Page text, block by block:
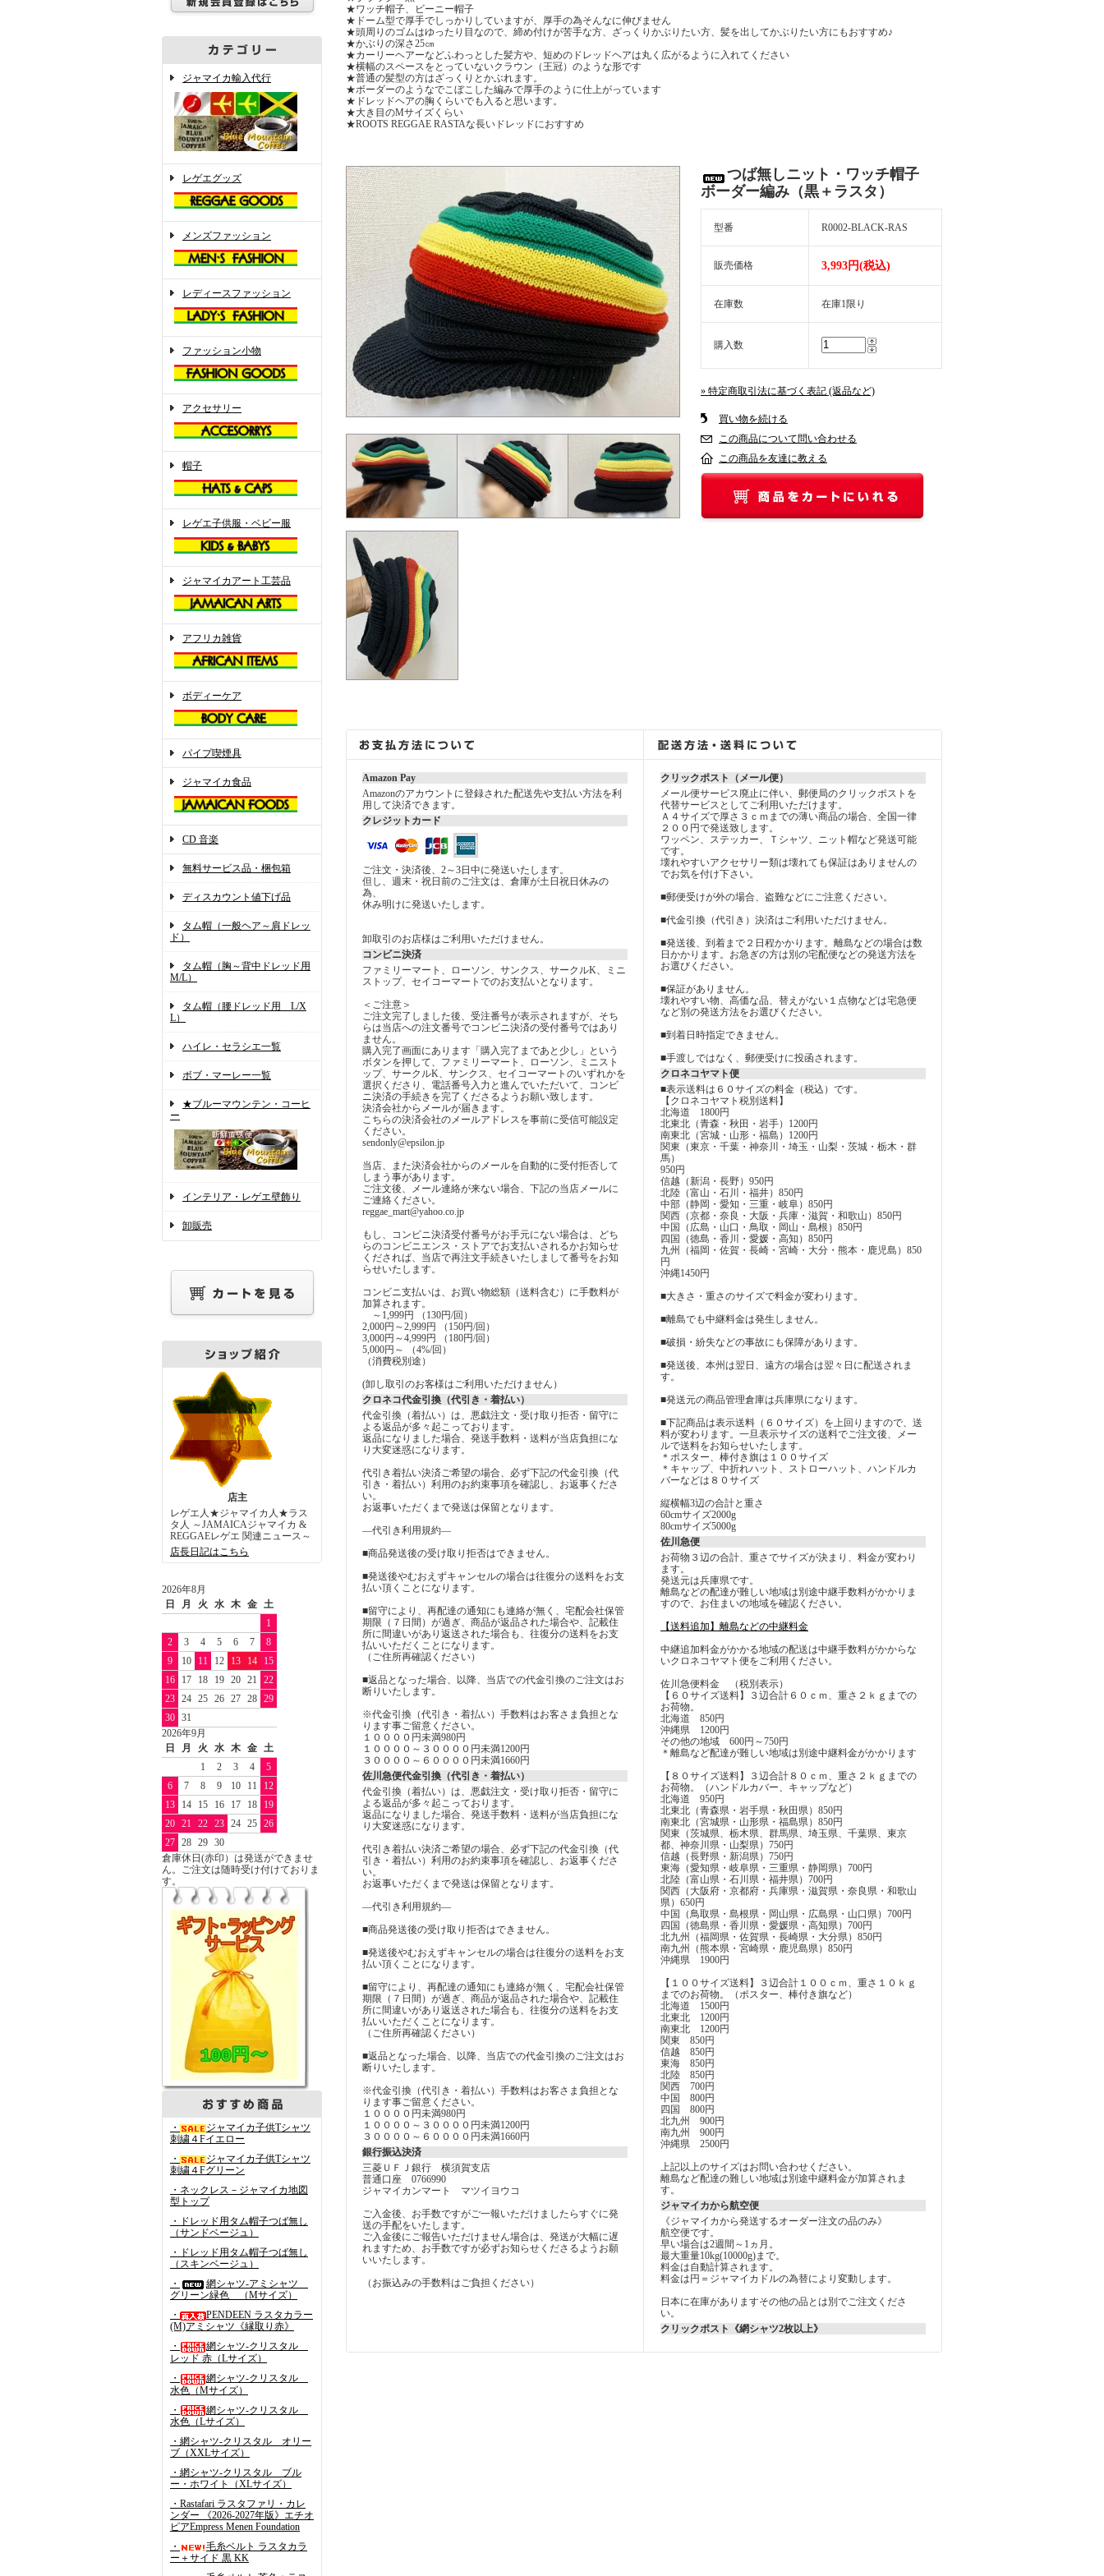
ジャマイカ輸入代行
レゲエグッズ
メンズファッション
レディースファッション
ファッション小物
アクセサリー
帽子
レゲエ子供服・ベビー服
ジャマイカアート工芸品
アフリカ雑貨
ボディーケア
パイプ喫煙具
ジャマイカ食品
CD 音楽
無料サービス品・梱包箱
ディスカウント値下げ品
タム帽（一般ヘア～肩ドレッ
ド）
タム帽（胸～背中ドレッド用
M/L）
タム帽（腰ドレッド用 L/X
L）
ハイレ・セラシエ一覧
ボブ・マーレー一覧
★ブルーマウンテン・コーヒ
ー
インテリア・レゲエ壁飾り
卸販売
店主
レゲエ人★ジャマイカ人★ラス
タ人 ～JAMAICAジャマイカ &
REGGAEレゲエ 関連ニュース～
店長日記はこちら
2026年8月
日
月 火 水 木 金 土
1
2
3 4 5 6 7
8
9
10 11 12 13 14
15
16
17 18 19 20 21
22
23 24 25 26 27 28 29
30 31
2026年9月
日
月 火 水 木 金 土
1
2 3 4
5
6
7 8 9 10 11
12
13
14 15 16 17 18
19
20 21 22 23 24 25 26
27 28 29 30
倉庫休日(赤印）は発送ができませ
ん。ご注文は随時受け付けておりま
す。
・
ジャマイカ子供Tシャツ
刺繍４Fイエロー
・
ジャマイカ子供Tシャツ
刺繍４Fグリーン
・ネックレス－ジャマイカ地図
型トップ
・ドレッド用タム帽子つば無し
（サンドベージュ）
・ドレッド用タム帽子つば無し
（スキンベージュ）
・
網シャツ-アミシャツ
グリーン緑色 （Mサイズ）
・
PENDEEN ラスタカラー
(M)アミシャツ《縁取り赤》
・
網シャツ-クリスタル
レッド 赤（Lサイズ）
・
網シャツ-クリスタル
水色（Mサイズ）
・
網シャツ-クリスタル
水色（Lサイズ）
・網シャツ-クリスタル オリー
ブ（XXLサイズ）
・網シャツ-クリスタル ブル
ー・ホワイト（XLサイズ）
・Rastafari ラスタファリ・カレ
ンダー 《2026-2027年版》エチオ
ピアEmpress Menen Foundation
・
毛糸ベルト ラスタカラ
ー＋サイド 黒 KK
★ワッチ帽子、ビーニー帽子
★ドーム型で厚手でしっかりしていますが、厚手の為そんなに伸びません
★頭周りのゴムはゆったり目なので、締め付けが苦手な方、ざっくりかぶりたい方、髪を出してかぶりたい方にもおすすめ♪
★かぶりの深さ25㎝
★カーリーヘアーなどふわっとした髪方や、短めのドレッドヘアは丸く広がるように入れてください
★横幅のスペースをとっていないクラウン（王冠）のような形です
★普通の髪型の方はざっくりとかぶれます。
★ボーダーのようなでこぼこした編みで厚手のように仕上がっています
★ドレッドヘアの胸くらいでも入ると思います。
★大き目のMサイズくらい
★ROOTS REGGAE RASTAな長いドレッドにおすすめ
つば無しニット・ワッチ帽子
ボーダー編み（黒＋ラスタ）
型番 R0002-BLACK-RAS
販売価格 3,993円(税込)
在庫数 在庫1限り
購入数
» 特定商取引法に基づく表記 (返品など)
買い物を続ける
この商品について問い合わせる
この商品を友達に教える
Amazon Pay
Amazonのアカウントに登録された配送先や支払い方法を利
用して決済できます。
クレジットカード
ご注文・決済後、2～3日中に発送いたします。
但し、週末・祝日前のご注文は、倉庫が土日祝日休みの
為、
休み明けに発送いたします。
卸取引のお店様はご利用いただけません。
コンビニ決済
ファミリーマート、ローソン、サンクス、サークルK、ミニ
ストップ、セイコーマートでのお支払いとなります。
＜ご注意＞
ご注文完了しました後、受注番号が表示されますが、そち
らは当店への注文番号でコンビニ決済の受付番号ではあり
ません。
購入完了画面にあります「購入完了まであと少し」という
ボタンを押して、ファミリーマート、ローソン、ミニスト
ップ、サークルK、サンクス、セイコーマートのいずれかを
選択くださり、電話番号入力と進んでいただいて、コンビ
ニ決済の手続きを完了くださるようお願い致します。
決済会社からメールが届きます。
こちらの決済会社のメールアドレスを事前に受信可能設定
ください。
sendonly@epsilon.jp
当店、また決済会社からのメールを自動的に受付拒否して
しまう事があります。
ご注文後、メール連絡が来ない場合、下記の当店メールに
ご連絡ください。
reggae_mart@yahoo.co.jp
もし、コンビニ決済受付番号がお手元にない場合は、どち
らのコンビニエンス・ストアでお支払いされるかお知らせ
くだされば、当店で再注文手続きいたしまして番号をお知
らせいたします。
コンビニ支払いは、お買い物総額（送料含む）に手数料が
加算されます。
～1,999円 （130円/回）
2,000円～2,999円 （150円/回）
3,000円～4,999円 （180円/回）
5,000円～ （4%/回）
（消費税別途）
(卸し取引のお客様はご利用いただけません）
クロネコ代金引換（代引き・着払い）
代金引換（着払い）は、悪戯注文・受け取り拒否・留守に
よる返品が多々起こっております。
返品になりました場合、発送手数料・送料が当店負担にな
り大変迷惑になります。
代引き着払い決済ご希望の場合、必ず下記の代金引換（代
引き・着払い）利用のお約束事項を確認し、お返事くださ
い。
お返事いただくまで発送は保留となります。
―代引き利用規約―
■商品発送後の受け取り拒否はできません。
■発送後やむおえずキャンセルの場合は往復分の送料をお支
払い頂くことになります。
■留守により、再配達の通知にも連絡が無く、宅配会社保管
期限（７日間）が過ぎ、商品が返品された場合や、記載住
所に間違いがあり返送された場合も、往復分の送料をお支
払いいただくことになります。
（ご住所再確認ください）
■返品となった場合、以降、当店での代金引換のご注文はお
断りいたします。
※代金引換（代引き・着払い）手数料はお客さま負担とな
ります事ご留意ください。
１００００円未満980円
１００００～３００００円未満1200円
３００００～６００００円未満1660円
佐川急便代金引換（代引き・着払い）
代金引換（着払い）は、悪戯注文・受け取り拒否・留守に
よる返品が多々起こっております。
返品になりました場合、発送手数料・送料が当店負担にな
り大変迷惑になります。
代引き着払い決済ご希望の場合、必ず下記の代金引換（代
引き・着払い）利用のお約束事項を確認し、お返事くださ
い。
お返事いただくまで発送は保留となります。
―代引き利用規約―
■商品発送後の受け取り拒否はできません。
■発送後やむおえずキャンセルの場合は往復分の送料をお支
払い頂くことになります。
■留守により、再配達の通知にも連絡が無く、宅配会社保管
期限（７日間）が過ぎ、商品が返品された場合や、記載住
所に間違いがあり返送された場合も、往復分の送料をお支
払いいただくことになります。
（ご住所再確認ください）
■返品となった場合、以降、当店での代金引換のご注文はお
断りいたします。
※代金引換（代引き・着払い）手数料はお客さま負担とな
ります事ご留意ください。
１００００円未満980円
１００００～３００００円未満1200円
３００００～６００００円未満1660円
銀行振込決済
三菱ＵＦＪ銀行 横須賀支店
普通口座 0766990
ジャマイカンマート マツイヨウコ
ご入金後、お手数ですがご一報いただけましたらすぐに発
送の手配をいたします。
ご入金後にご報告いただけません場合は、発送が大幅に遅
れますため、お手数ですが必ずお知らせくださるようお願
いいたします。
（お振込みの手数料はご負担ください）
クリックポスト（メール便）
メール便サービス廃止に伴い、郵便局のクリックポストを
代替サービスとしてご利用いただけます。
Ａ４サイズで厚さ３ｃｍまでの薄い商品の場合、全国一律
２００円で発送致します。
ワッペン、ステッカー、Ｔシャツ、ニット帽など発送可能
です。
壊れやすいアクセサリー類は壊れても保証はありませんの
でお気を付け下さい。
■郵便受けが外の場合、盗難などにご注意ください。
■代金引換（代引き）決済はご利用いただけません。
■発送後、到着まで２日程かかります。離島などの場合は数
日かかります。お急ぎの方は別の宅配便などの発送方法を
お選びください。
■保証がありません。
壊れやすい物、高価な品、替えがない１点物などは宅急便
など別の発送方法をお選びください。
■到着日時指定できません。
■手渡しではなく、郵便受けに投函されます。
クロネコヤマト便
■表示送料は６０サイズの料金（税込）です。
【クロネコヤマト税別送料】
北海道 1800円
北東北（青森・秋田・岩手）1200円
南東北（宮城・山形・福島）1200円
関東（東京・千葉・神奈川・埼玉・山梨・茨城・栃木・群
馬）
950円
信越（新潟・長野）950円
北陸（富山・石川・福井）850円
中部（静岡・愛知・三重・岐阜）850円
関西（京都・奈良・大阪・兵庫・滋賀・和歌山）850円
中国（広島・山口・鳥取・岡山・島根）850円
四国（徳島・香川・愛媛・高知）850円
九州（福岡・佐賀・長崎・宮崎・大分・熊本・鹿児島）850
円
沖縄1450円
■大きさ・重さのサイズで料金が変わります。
■離島でも中継料金は発生しません。
■破損・紛失などの事故にも保障があります。
■発送後、本州は翌日、遠方の場合は翌々日に配送されま
す。
■発送元の商品管理倉庫は兵庫県になります。
■下記商品は表示送料（６０サイズ）を上回りますので、送
料が変わります。一旦表示サイズの送料でご注文後、メー
ルで送料をお知らせいたします。
＊ポスター、棒付き旗は１００サイズ
＊キャップ、中折れハット、ストローハット、ハンドルカ
バーなどは８０サイズ
縦横幅3辺の合計と重さ
60cmサイズ2000g
80cmサイズ5000g
佐川急便
お荷物３辺の合計、重さでサイズが決まり、料金が変わり
ます。
発送元は兵庫県です。
離島などの配達が難しい地域は別途中継手数料がかかりま
すので、お住まいの地域を確認ください。
【送料追加】離島などの中継料金
中継追加料金がかかる地域の配送は中継手数料がかからな
いクロネコヤマト便をご利用ください。
佐川急便料金 （税別表示）
【６０サイズ送料】３辺合計６０ｃｍ、重さ２ｋｇまでの
お荷物。
北海道 850円
沖縄県 1200円
その他の地域 600円～750円
＊離島など配達が難しい地域は別途中継料金がかかります
【８０サイズ送料】３辺合計８０ｃｍ、重さ２ｋｇまでの
お荷物。（ハンドルカバー、キャップなど）
北海道 950円
北東北（青森県・岩手県・秋田県）850円
南東北（宮城県・山形県・福島県）850円
関東（茨城県、栃木県、群馬県、埼玉県、千葉県、東京
都、神奈川県・山梨県）750円
信越（長野県・新潟県）750円
東海（愛知県・岐阜県・三重県・静岡県）700円
北陸（富山県・石川県・福井県）700円
関西（大阪府・京都府・兵庫県・滋賀県・奈良県・和歌山
県）650円
中国（鳥取県・島根県・岡山県・広島県・山口県）700円
四国（徳島県・香川県・愛媛県・高知県）700円
北九州（福岡県・佐賀県・長崎県・大分県）850円
南九州（熊本県・宮崎県・鹿児島県）850円
沖縄県 1900円
【１００サイズ送料】３辺合計１００ｃｍ、重さ１０ｋｇ
までのお荷物。（ポスター、棒付き旗など）
北海道 1500円
北東北 1200円
南東北 1200円
関東 850円
信越 850円
東海 850円
北陸 850円
関西 700円
中国 800円
四国 800円
北九州 900円
南九州 900円
沖縄県 2500円
上記以上のサイズはお問い合わせください。
離島など配達の難しい地域は別途中継料金が加算されま
す。
ジャマイカから航空便
《ジャマイカから発送するオーダー注文の品のみ》
航空便です。
早い場合は2週間～1ヵ月。
最大重量10kg(10000g)まで。
料金は自動計算されます。
料金は円＝ジャマイカドルの為替により変動します。
日本に在庫がありますその他の品とは別でご注文くださ
い。
クリックポスト《網シャツ2枚以上》